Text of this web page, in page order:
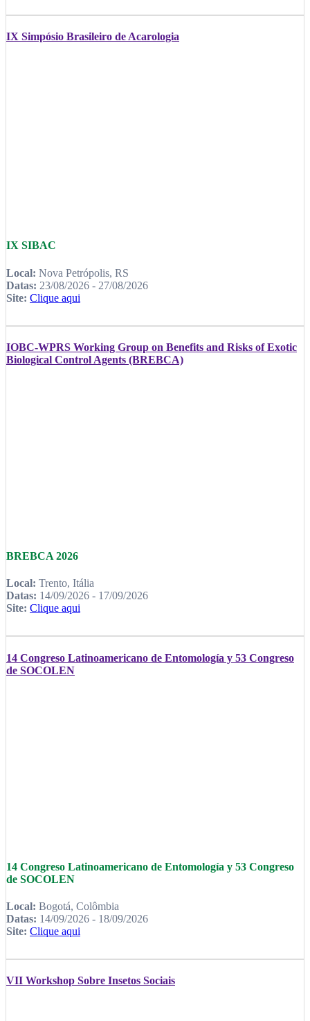
IX Simpósio Brasileiro de Acarologia
IX SIBAC
Local: Nova Petrópolis, RS
Datas: 23/08/2026 - 27/08/2026
Site: Clique aqui
IOBC-WPRS Working Group on Benefits and Risks of Exotic
Biological Control Agents (BREBCA)
BREBCA 2026
Local: Trento, Itália
Datas: 14/09/2026 - 17/09/2026
Site: Clique aqui
14 Congreso Latinoamericano de Entomología y 53 Congreso
de SOCOLEN
14 Congreso Latinoamericano de Entomología y 53 Congreso
de SOCOLEN
Local: Bogotá, Colômbia
Datas: 14/09/2026 - 18/09/2026
Site: Clique aqui
VII Workshop Sobre Insetos Sociais